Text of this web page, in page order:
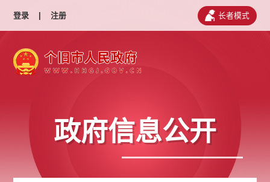
登录 | 注册 长者模式
政府信息公开